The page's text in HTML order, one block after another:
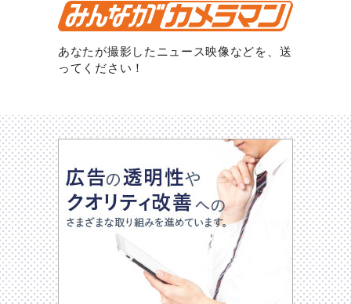
あなたが撮影したニュース映像などを、送
ってください！